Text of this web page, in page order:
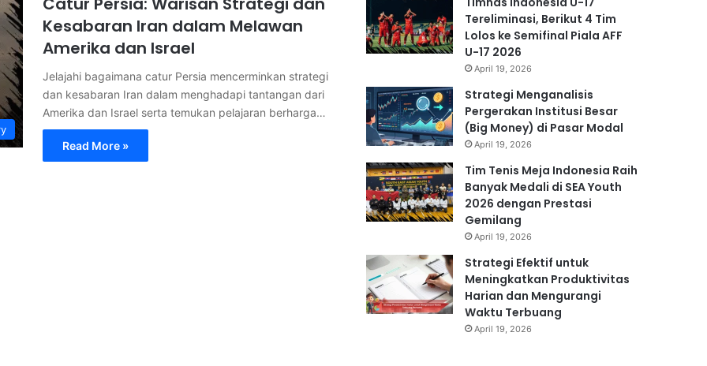
Kesabaran Iran dalam Melawan
Amerika dan Israel
Jelajahi bagaimana catur Persia mencerminkan strategi
dan kesabaran Iran dalam menghadapi tantangan dari
Amerika dan Israel serta temukan pelajaran berharga…
Read More »
Tereliminasi, Berikut 4 Tim
Lolos ke Semifinal Piala AFF
U-17 2026
April 19, 2026
Strategi Menganalisis
Pergerakan Institusi Besar
(Big Money) di Pasar Modal
April 19, 2026
Tim Tenis Meja Indonesia Raih
Banyak Medali di SEA Youth
2026 dengan Prestasi
Gemilang
April 19, 2026
Strategi Efektif untuk
Meningkatkan Produktivitas
Harian dan Mengurangi
Waktu Terbuang
April 19, 2026